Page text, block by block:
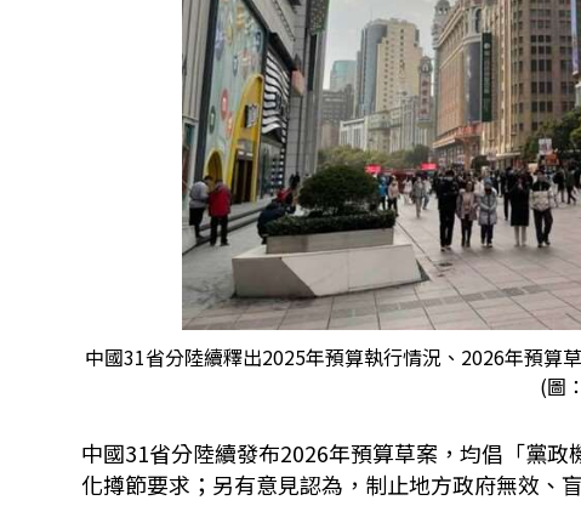
中國31省分陸續釋出2025年預算執行情況、2026年預算
(圖
中國31省分陸續發布2026年預算草案，均倡「黨
化撙節要求；另有意見認為，制止地方政府無效、